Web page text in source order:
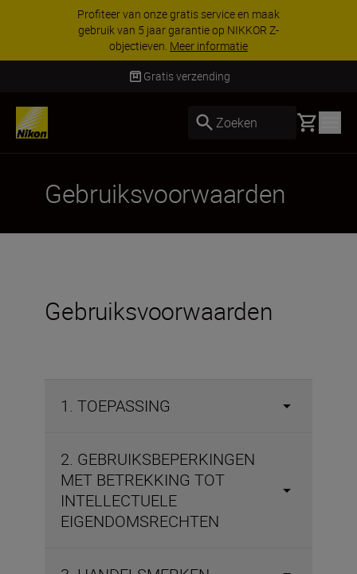
Profiteer van onze gratis service en maak
gebruik van 5 jaar garantie op NIKKOR Z-
objectieven. Meer informatie
Gratis verzending
Zoeken Basket
Gebruiksvoorwaarden
Gebruiksvoorwaarden
1. TOEPASSING
2. GEBRUIKSBEPERKINGEN
MET BETREKKING TOT
INTELLECTUELE
EIGENDOMSRECHTEN